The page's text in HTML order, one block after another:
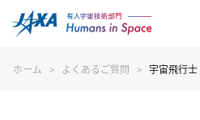
ホーム よくあるご質問 宇宙飛行士